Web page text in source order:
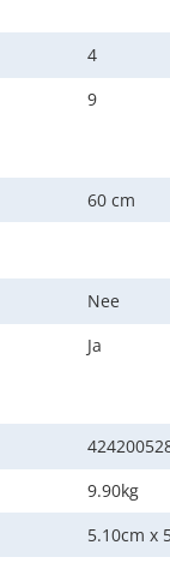
4
9
60 cm
Nee
Ja
9.90kg
5.10cm x